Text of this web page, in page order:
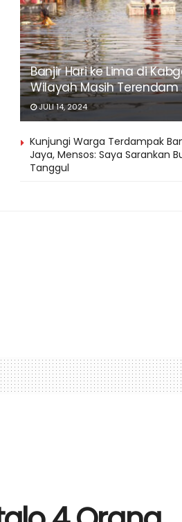
Banjir Hari ke Lima di
Wilayah Masih Terendam
JULI 14, 2024
Kunjungi Warga Terdampak
Jaya, Mensos: Saya Sarankan
Tanggul